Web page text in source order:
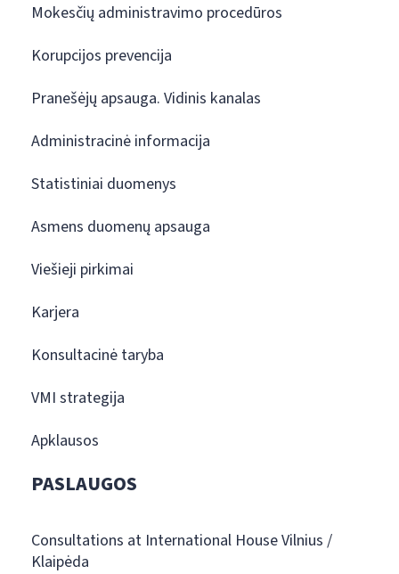
Mokesčių administravimo procedūros
Korupcijos prevencija
Pranešėjų apsauga. Vidinis kanalas
Administracinė informacija
Statistiniai duomenys
Asmens duomenų apsauga
Viešieji pirkimai
Karjera
Konsultacinė taryba
VMI strategija
Apklausos
PASLAUGOS
Consultations at International House Vilnius /
Klaipėda